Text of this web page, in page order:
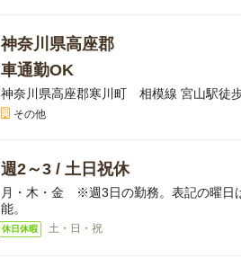
神奈川県高座郡
車通勤OK
神奈川県高座郡寒川町 相模線 宮山駅徒
その他
週2～3 / 土日祝休
月・木・金 ※週3日の勤務。表記の曜日
能。
休日休暇 土・日・祝